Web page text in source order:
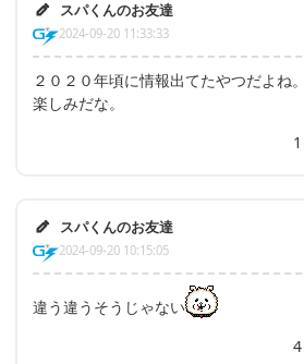
スパくんのお友達
2024-09-20 11:33:33
２０２０年頃に情報出てたやつだよね。
楽しみだな。
1
スパくんのお友達
2024-09-20 10:15:05
違う違うそうじゃない
4